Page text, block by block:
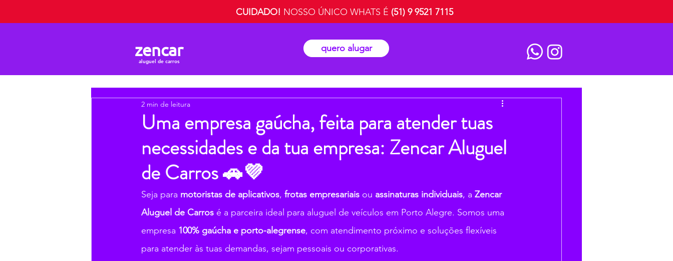
CUIDADO! NOSSO ÚNICO WHATS É (51) 9 9521 7115
zencar
aluguel de carros
quero alugar
Uma empresa gaúcha, feita para atender tuas
necessidades e da tua empresa: Zencar Aluguel
de Carros 🚗💜
2 min de leitura
Seja para motoristas de aplicativos, frotas empresariais ou assinaturas individuais, a Zencar
Aluguel de Carros é a parceira ideal para aluguel de veículos em Porto Alegre. Somos uma
empresa 100% gaúcha e porto-alegrense, com atendimento próximo e soluções flexíveis
para atender às tuas demandas, sejam pessoais ou corporativas.